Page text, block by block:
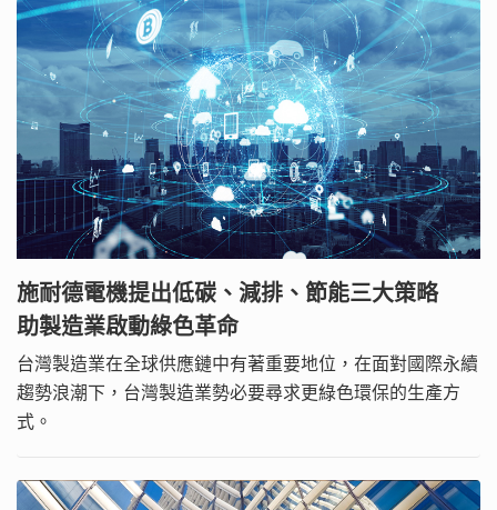
施耐德電機提出低碳、減排、節能三大策略
助製造業啟動綠色革命
台灣製造業在全球供應鏈中有著重要地位，在面對國際永續
趨勢浪潮下，台灣製造業勢必要尋求更綠色環保的生產方
式。